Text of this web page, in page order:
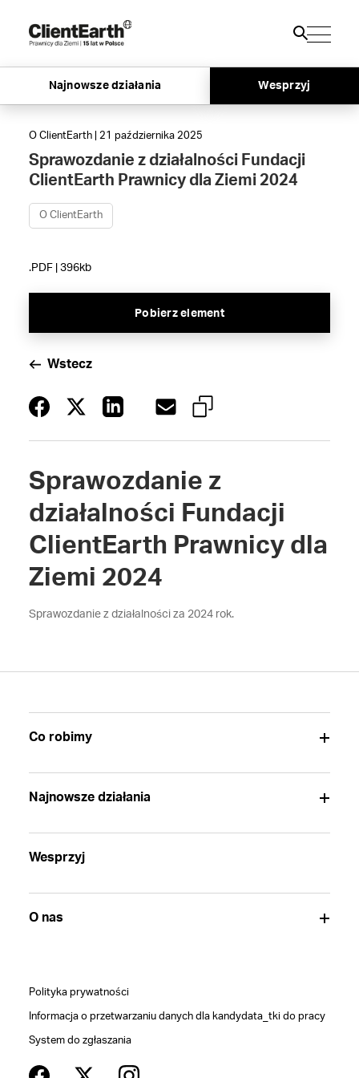
Najnowsze działania Wesprzyj
O ClientEarth | 21 października 2025
Sprawozdanie z działalności Fundacji
ClientEarth Prawnicy dla Ziemi 2024
O ClientEarth
.PDF | 396kb
Pobierz element
Wstecz
Sprawozdanie z
działalności Fundacji
ClientEarth Prawnicy dla
Ziemi 2024
Sprawozdanie z działalności za 2024 rok.
Co robimy
Najnowsze działania
Wesprzyj
O nas
Polityka prywatności
Informacja o przetwarzaniu danych dla kandydata_tki do pracy
System do zgłaszania